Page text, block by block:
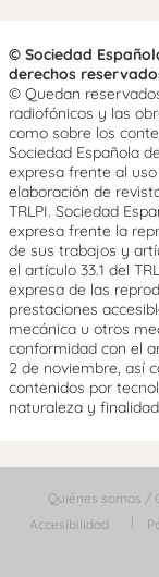
© Sociedad
derechos
© Quedan
radiofónicos y las
como sobre los
Sociedad Española
expresa frente al
elaboración de
TRLPI. Sociedad
expresa frente la
de sus trabajos y
el artículo 33.1 del
expresa de las
prestaciones
mecánica u otros
conformidad con el
2 de noviembre, así
contenidos por
naturaleza y
Quiénes somos /
Accesibilidad